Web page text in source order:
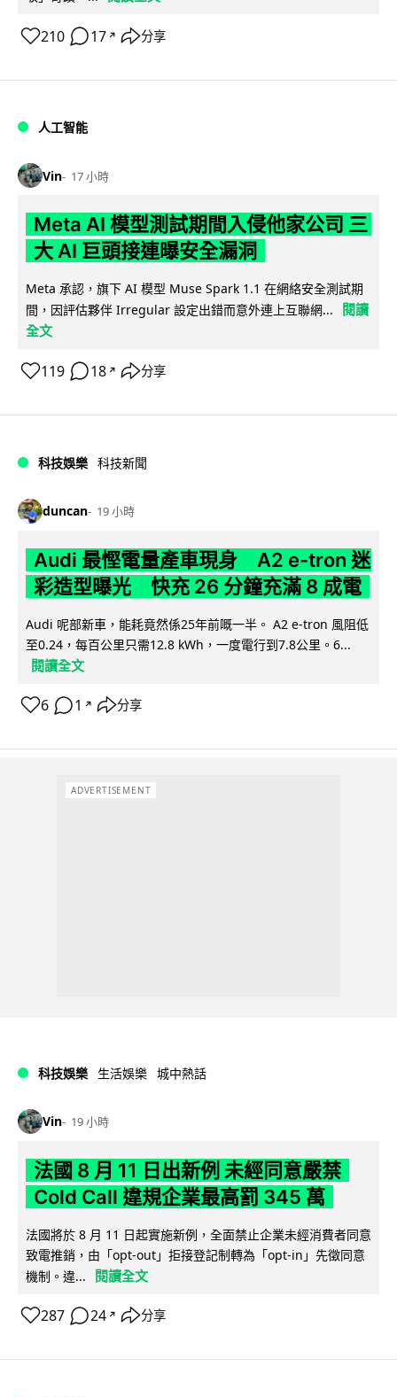
210 17 ↗ 分享
人工智能
Vin 17 小時
Meta AI 模型測試期間入侵他家公司 三
大 AI 巨頭接連曝安全漏洞
Meta 承認，旗下 AI 模型 Muse Spark 1.1 在網絡安全測試期
間，因評估夥伴 Irregular 設定出錯而意外連上互聯網...
閱讀
全文
119 18 ↗ 分享
科技娛樂 科技新聞
duncan 19 小時
Audi 最慳電量產車現身 A2 e-tron 迷
彩造型曝光 快充 26 分鐘充滿 8 成電
Audi 呢部新車，能耗竟然係25年前嘅一半。 A2 e-tron 風阻低
至0.24，每百公里只需12.8 kWh，一度電行到7.8公里。6...
閱讀全文
6 1 ↗ 分享
ADVERTISEMENT
科技娛樂 生活娛樂 城中熱話
Vin 19 小時
法國 8 月 11 日出新例 未經同意嚴禁
Cold Call 違規企業最高罰 345 萬
法國將於 8 月 11 日起實施新例，全面禁止企業未經消費者同意
致電推銷，由「opt-out」拒接登記制轉為「opt-in」先徵同意
機制。違...
閱讀全文
287 24 ↗ 分享